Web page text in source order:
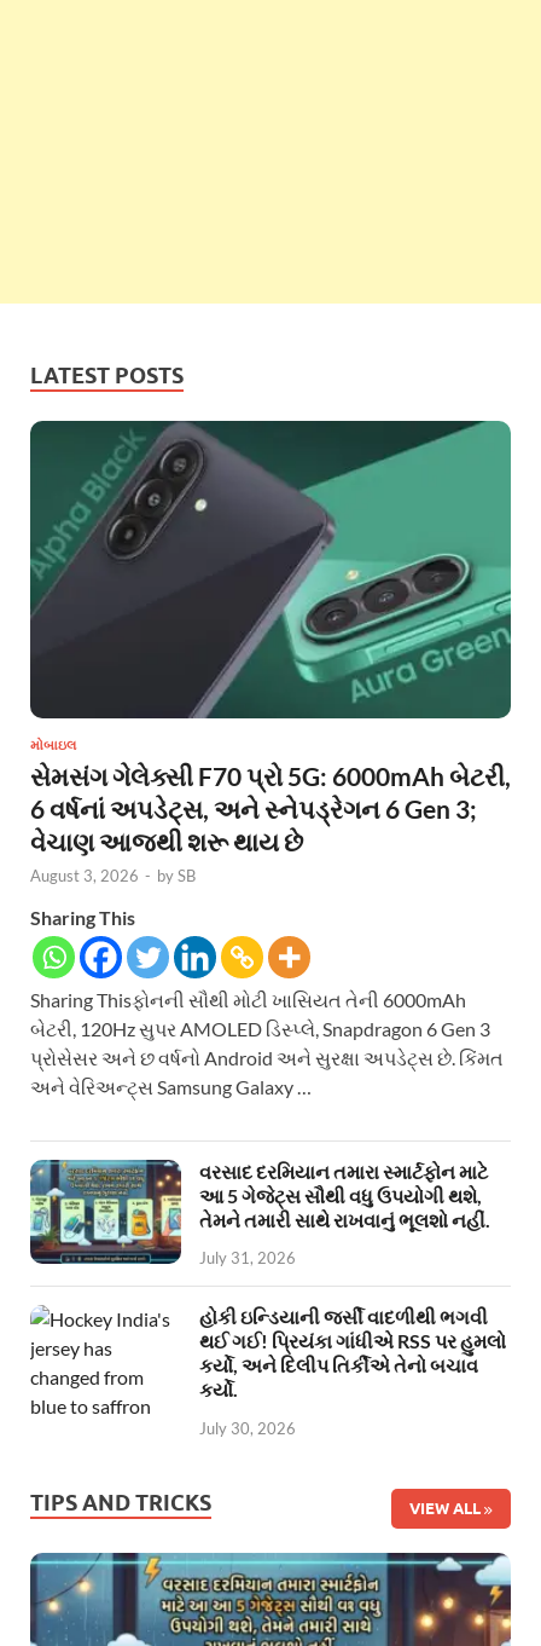
LATEST POSTS
મોબાઇલ
સેમસંગ ગેલેક્સી F70 પ્રો 5G: 6000mAh બેટરી,
6 વર્ષનાં અપડેટ્સ, અને સ્નેપડ્રેગન 6 Gen 3;
વેચાણ આજથી શરૂ થાય છે
August 3, 2026 - bySB
Sharing This
Sharing Thisફોનની સૌથી મોટી ખાસિયત તેની 6000mAh
બેટરી, 120Hz સુપર AMOLED ડિસ્પ્લે, Snapdragon 6 Gen 3
પ્રોસેસર અને છ વર્ષનો Android અને સુરક્ષા અપડેટ્સ છે. કિંમત
અને વેરિઅન્ટ્સ Samsung Galaxy …
વરસાદ દરમિયાન તમારા સ્માર્ટફોન માટે
આ 5 ગેજેટ્સ સૌથી વધુ ઉપયોગી થશે,
તેમને તમારી સાથે રાખવાનું ભૂલશો નહીં.
July 31, 2026
હોકી ઇન્ડિયાની જર્સી વાદળીથી ભગવી
થઈ ગઈ! પ્રિયંકા ગાંધીએ RSS પર હુમલો
કર્યો, અને દિલીપ તિર્કીએ તેનો બચાવ
કર્યો.
July 30, 2026
TIPS AND TRICKS VIEW ALL